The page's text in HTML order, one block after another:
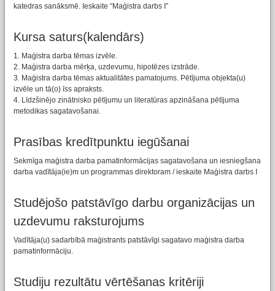
katedras sanāksmē. Ieskaite “Maģistra darbs I”
Kursa saturs(kalendārs)
1. Maģistra darba tēmas izvēle.
2. Maģistra darba mērķa, uzdevumu, hipotēzes izstrāde.
3. Maģistra darba tēmas aktualitātes pamatojums. Pētījuma objekta(u)
izvēle un tā(o) īss apraksts.
4. Līdzšinējo zinātnisko pētījumu un literatūras apzināšana pētījuma
metodikas sagatavošanai.
Prasības kredītpunktu iegūšanai
Sekmīga maģistra darba pamatinformācijas sagatavošana un iesniegšana
darba vadītāja(ie)m un programmas direktoram / ieskaite Maģistra darbs I
Studējošo patstāvīgo darbu organizācijas un
uzdevumu raksturojums
Vadītāja(u) sadarbībā maģistrants patstāvīgi sagatavo maģistra darba
pamatinformāciju.
Studiju rezultātu vērtēšanas kritēriji